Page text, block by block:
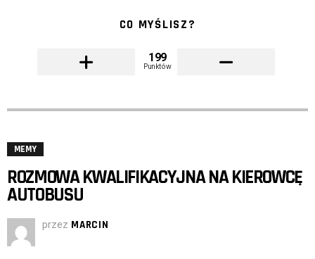
CO MYŚLISZ?
199
Punktów
MEMY
ROZMOWA KWALIFIKACYJNA NA KIEROWCĘ
AUTOBUSU
przez MARCIN